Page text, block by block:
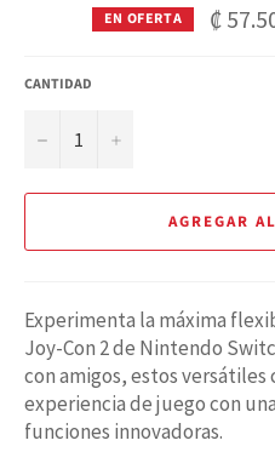
EN OFERTA ₡
CANTIDAD
− +
AGREGAR
Experimenta la máxima
Joy-Con 2 de Nintendo
con amigos, estos
experiencia de juego con
funciones innovadoras.